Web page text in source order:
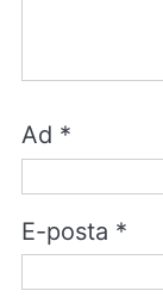
Ad *
E-posta *